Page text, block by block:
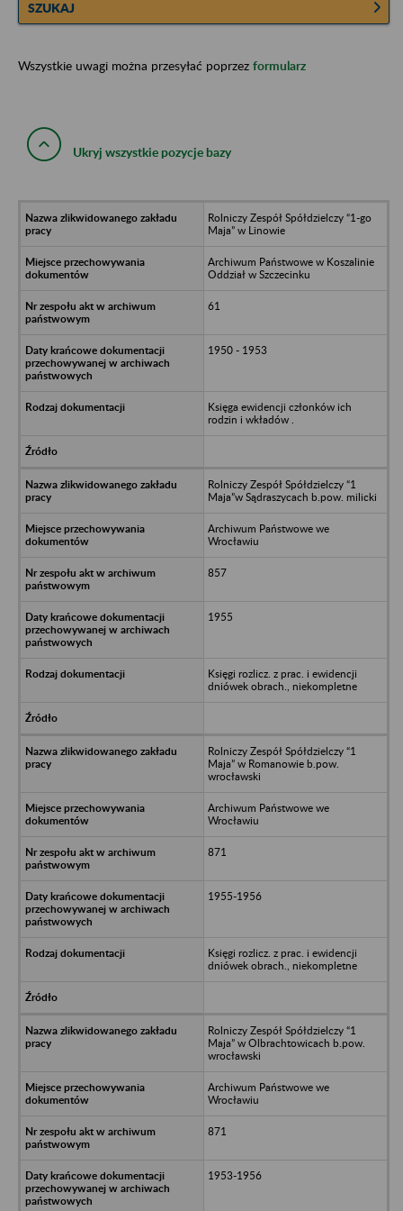
SZUKAJ
Wszystkie uwagi można przesyłać poprzez formularz
Ukryj wszystkie pozycje bazy
Rolniczy Zespół Spółdzielczy “1-go
Maja” w Linowie
Archiwum Państwowe w Koszalinie
Oddział w Szczecinku
61
1950 - 1953
Księga ewidencji członków ich
rodzin i wkładów .
Rolniczy Zespół Spółdzielczy “1
Maja”w Sądraszycach b.pow. milicki
Archiwum Państwowe we
Wrocławiu
857
1955
Księgi rozlicz. z prac. i ewidencji
dniówek obrach., niekompletne
Rolniczy Zespół Spółdzielczy “1
Maja” w Romanowie b.pow.
wrocławski
Archiwum Państwowe we
Wrocławiu
871
1955-1956
Księgi rozlicz. z prac. i ewidencji
dniówek obrach., niekompletne
Rolniczy Zespół Spółdzielczy “1
Maja” w Olbrachtowicach b.pow.
wrocławski
Archiwum Państwowe we
Wrocławiu
871
1953-1956